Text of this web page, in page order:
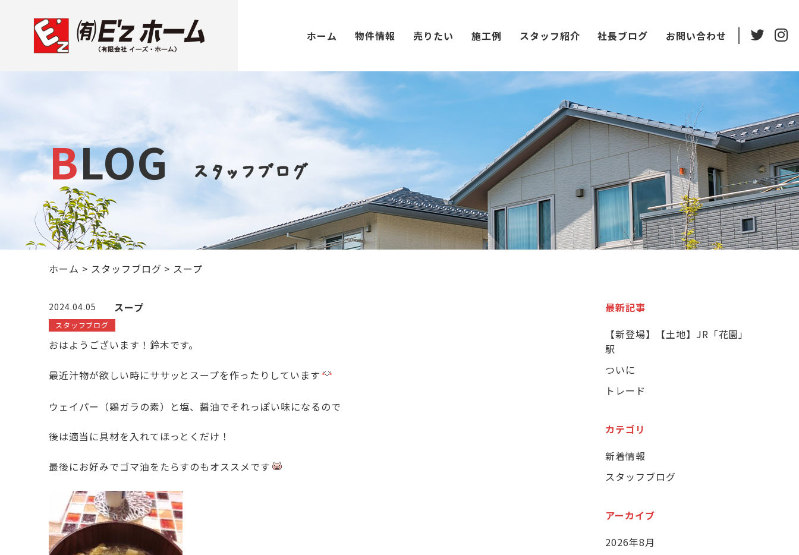
ホーム 物件情報 売りたい 施工例 スタッフ紹介 社長ブログ お問い合わせ
BLOG スタッフブログ
ホーム > スタッフブログ > スープ
2024.04.05 スープ
スタッフブログ
おはようございます！鈴木です。
最近汁物が欲しい時にササッとスープを作ったりしています
ウェイパー（鶏ガラの素）と塩、醤油でそれっぽい味になるので
後は適当に具材を入れてほっとくだけ！
最後にお好みでゴマ油をたらすのもオススメです
最新記事
【新登場】【土地】JR「花園」
駅
ついに
トレード
カテゴリ
新着情報
スタッフブログ
アーカイブ
2026年8月